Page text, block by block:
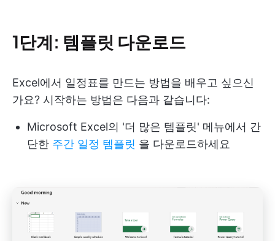
1단계: 템플릿 다운로드
Excel에서 일정표를 만드는 방법을 배우고 싶으신
가요? 시작하는 방법은 다음과 같습니다:
Microsoft Excel의 '더 많은 템플릿' 메뉴에서 간
단한 주간 일정 템플릿 을 다운로드하세요